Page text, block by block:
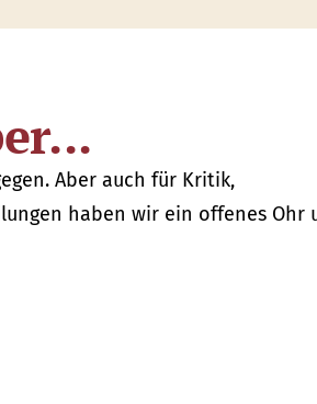
Aber auch für Kritik,
haben wir ein offenes Ohr